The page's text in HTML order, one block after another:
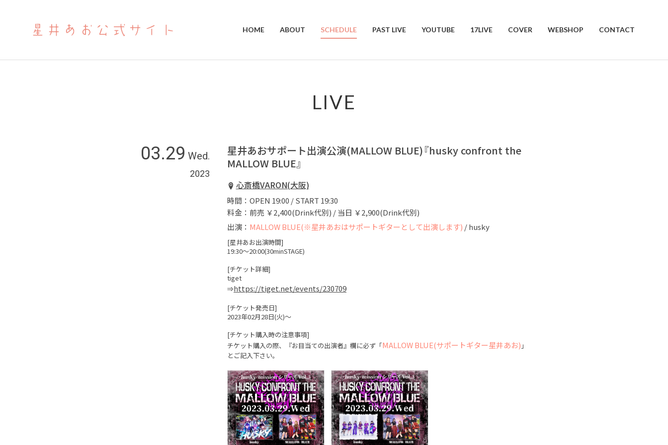
HOME ABOUT SCHEDULE PAST LIVE YOUTUBE 17LIVE COVER WEBSHOP CONTACT
LIVE
03.29 Wed.
2023
星井あおサポート出演公演(MALLOW BLUE)『husky confront the
MALLOW BLUE』
心斎橋VARON(大阪)
時間：OPEN 19:00 / START 19:30
料金：前売 ￥2,400(Drink代別) / 当日 ￥2,900(Drink代別)
出演： MALLOW BLUE(※星井あおはサポートギターとして出演します) / husky
[星井あお出演時間]
19:30〜20:00(30minSTAGE)
[チケット詳細]
tiget
⇒https://tiget.net/events/230709
[チケット発売日]
2023年02月28日(火)〜
[チケット購入時の注意事項]
チケット購入の際、『お目当ての出演者』欄に必ず「MALLOW BLUE(サポートギター星井あお) 」
とご記入下さい。